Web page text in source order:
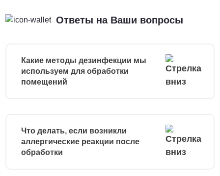
Ответы на Ваши вопросы
Какие методы дезинфекции мы
используем для обработки
помещений
Что делать, если возникли
аллергические реакции после
обработки